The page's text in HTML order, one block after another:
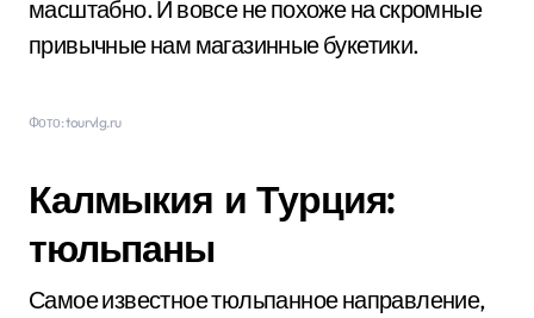
масштабно. И вовсе не похоже на скромные
привычные нам магазинные букетики.
Фото: tourvlg.ru
Калмыкия и Турция:
тюльпаны
Самое известное тюльпанное направление,